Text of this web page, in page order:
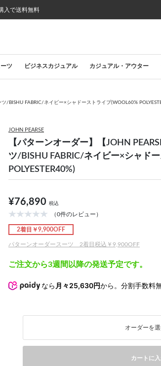
入で送料無料
ツ ビジネスカジュアル カジュアル・アウター
/BISHU FABRIC/ネイビー×シャドーストライプ(WOOL60%
像
JOHN PEARSE
【パターンオーダー】【JOHN
ツ/BISHU FABRIC/ネイビー×シャド
POLYESTER40%)
¥76,890 税込
（0件のレビュー）
2着目￥9,900OFF
パターンオーダースーツ 2着目税込￥9,900OFF
ご注文から3週間以降の発送予定です。
なら 月々25,630円から。分割手数料
オーダーを
カートに